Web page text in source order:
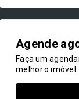
Agende
Faça um
melhor o imóvel.